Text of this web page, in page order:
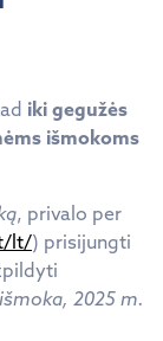
iki gegužės
išmokoms
, privalo per
lt/) prisijungti
2025 m.